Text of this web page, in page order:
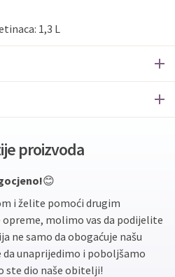
1,3 L
proizvoda
😊
i želite pomoći drugim
molimo vas da podijelite
ne samo da obogaćuje našu
da unaprijedimo i poboljšamo
ste dio naše obitelji!